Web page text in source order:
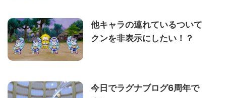
他キャラの連れているついて
クンを非表示にしたい！？
今日でラグナブログ6周年で